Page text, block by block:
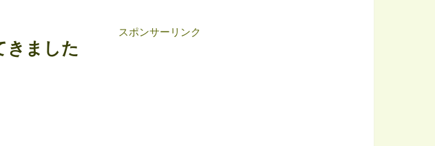
きました
スポンサーリンク